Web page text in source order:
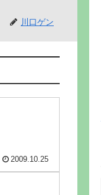
川口ゲン
2009.10.25